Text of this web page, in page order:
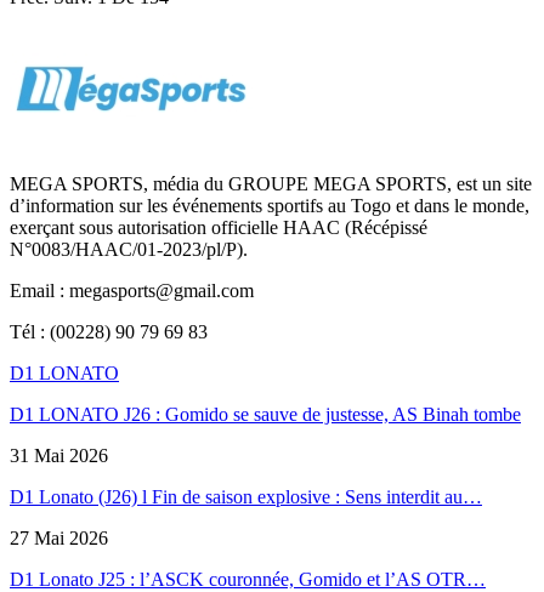
MEGA SPORTS, média du GROUPE MEGA SPORTS, est un site
d’information sur les événements sportifs au Togo et dans le monde,
exerçant sous autorisation officielle HAAC (Récépissé
N°0083/HAAC/01-2023/pl/P).
Email : megasports@gmail.com
Tél : (00228) 90 79 69 83
D1 LONATO
D1 LONATO J26 : Gomido se sauve de justesse, AS Binah tombe
31 Mai 2026
D1 Lonato (J26) l Fin de saison explosive : Sens interdit au…
27 Mai 2026
D1 Lonato J25 : l’ASCK couronnée, Gomido et l’AS OTR…